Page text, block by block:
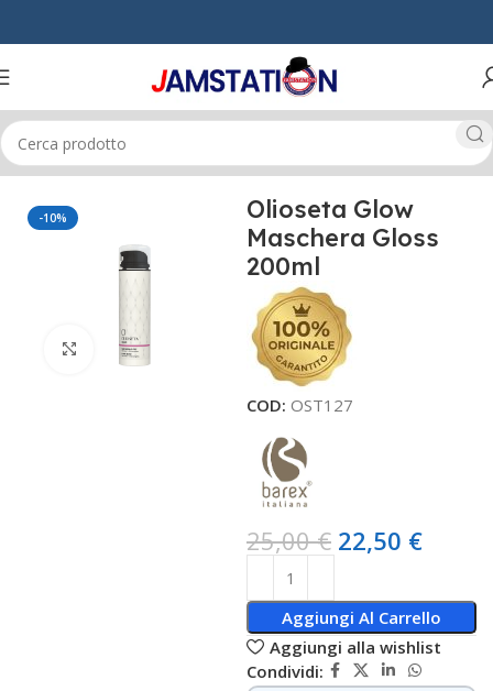
Home CAPELLI SHAMPOO
-10%
Click to enlarge
Olioseta Glow
Maschera Gloss
200ml
COD: OST127
25,00€ 22,50 €
Aggiungi Al Carrello
Aggiungi alla wishlist
Condividi: